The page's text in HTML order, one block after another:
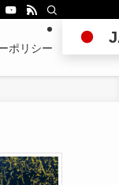
ポリシー